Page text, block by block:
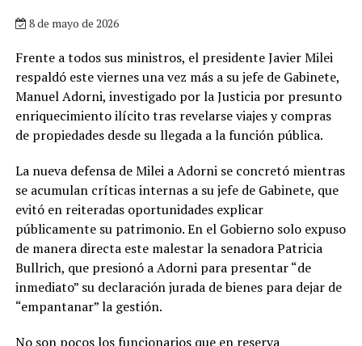
8 de mayo de 2026
Frente a todos sus ministros, el presidente Javier Milei
respaldó este viernes una vez más a su jefe de Gabinete,
Manuel Adorni, investigado por la Justicia por presunto
enriquecimiento ilícito tras revelarse viajes y compras
de propiedades desde su llegada a la función pública.
La nueva defensa de Milei a Adorni se concretó mientras
se acumulan críticas internas a su jefe de Gabinete, que
evitó en reiteradas oportunidades explicar
públicamente su patrimonio. En el Gobierno solo expuso
de manera directa este malestar la senadora Patricia
Bullrich, que presionó a Adorni para presentar “de
inmediato” su declaración jurada de bienes para dejar de
“empantanar” la gestión.
No son pocos los funcionarios que en reserva